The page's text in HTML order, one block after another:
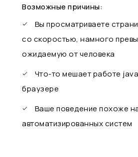
Возможные причины:
Вы просматриваете
со скоростью, намного
ожидаемую от человека
Что-то мешает работе
браузере
Ваше поведение похоже
автоматизированных систем